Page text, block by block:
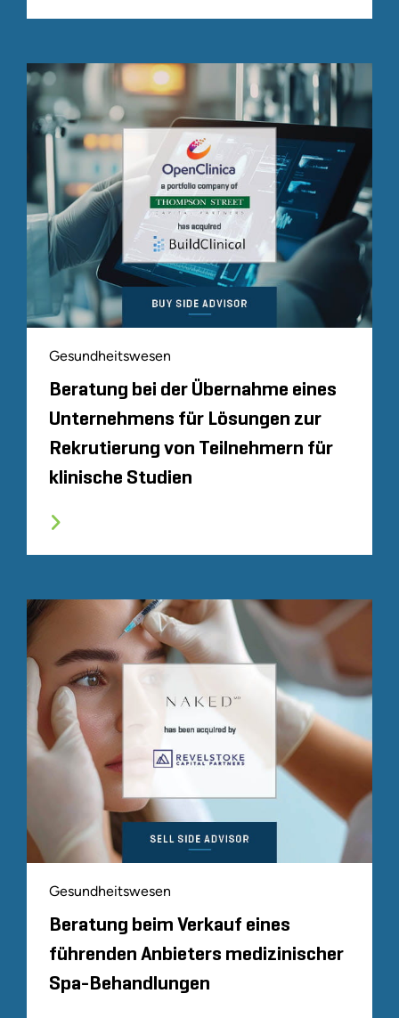
Gesundheitswesen
Beratung bei der Übernahme eines
Unternehmens für Lösungen zur
Rekrutierung von Teilnehmern für
klinische Studien
Gesundheitswesen
Beratung beim Verkauf eines
führenden Anbieters medizinischer
Spa-Behandlungen